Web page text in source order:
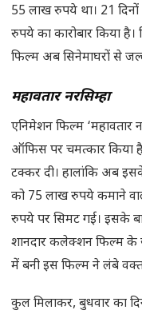
55 लाख रुपये था। 21
रुपये का कारोबार किया
फिल्म अब सिनेमाघरों से
महावतार नरसिम्हा
एनिमेशन फिल्म ‘महावतार
ऑफिस पर चमत्कार किया
टक्कर दी। हालांकि अब
को 75 लाख रुपये कमाने
रुपये पर सिमट गई। इसके
शानदार कलेक्शन फिल्म के
में बनी इस फिल्म ने लंबे
कुल मिलाकर, बुधवार का